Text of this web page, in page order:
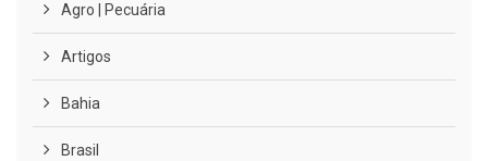
Agro | Pecuária
Artigos
Bahia
Brasil